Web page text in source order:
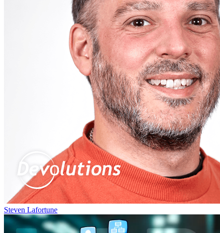
Steven Lafortune